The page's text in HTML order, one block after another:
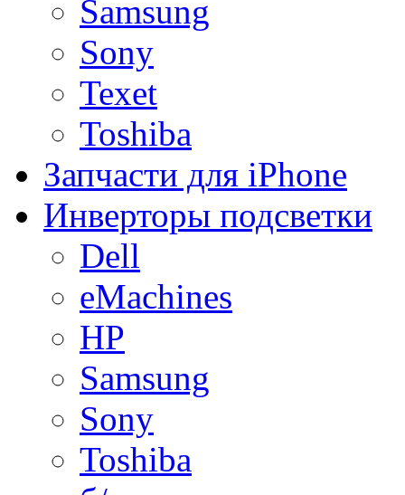
Samsung
Sony
Texet
Toshiba
Запчасти для iPhone
Инверторы подсветки
Dell
eMachines
HP
Samsung
Sony
Toshiba